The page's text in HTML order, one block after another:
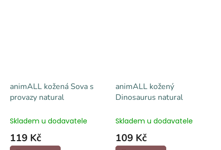
animALL kožená Sova s
provazy natural
Skladem u dodavatele
119 Kč
animALL kožený
Dinosaurus natural
Skladem u dodavatele
109 Kč